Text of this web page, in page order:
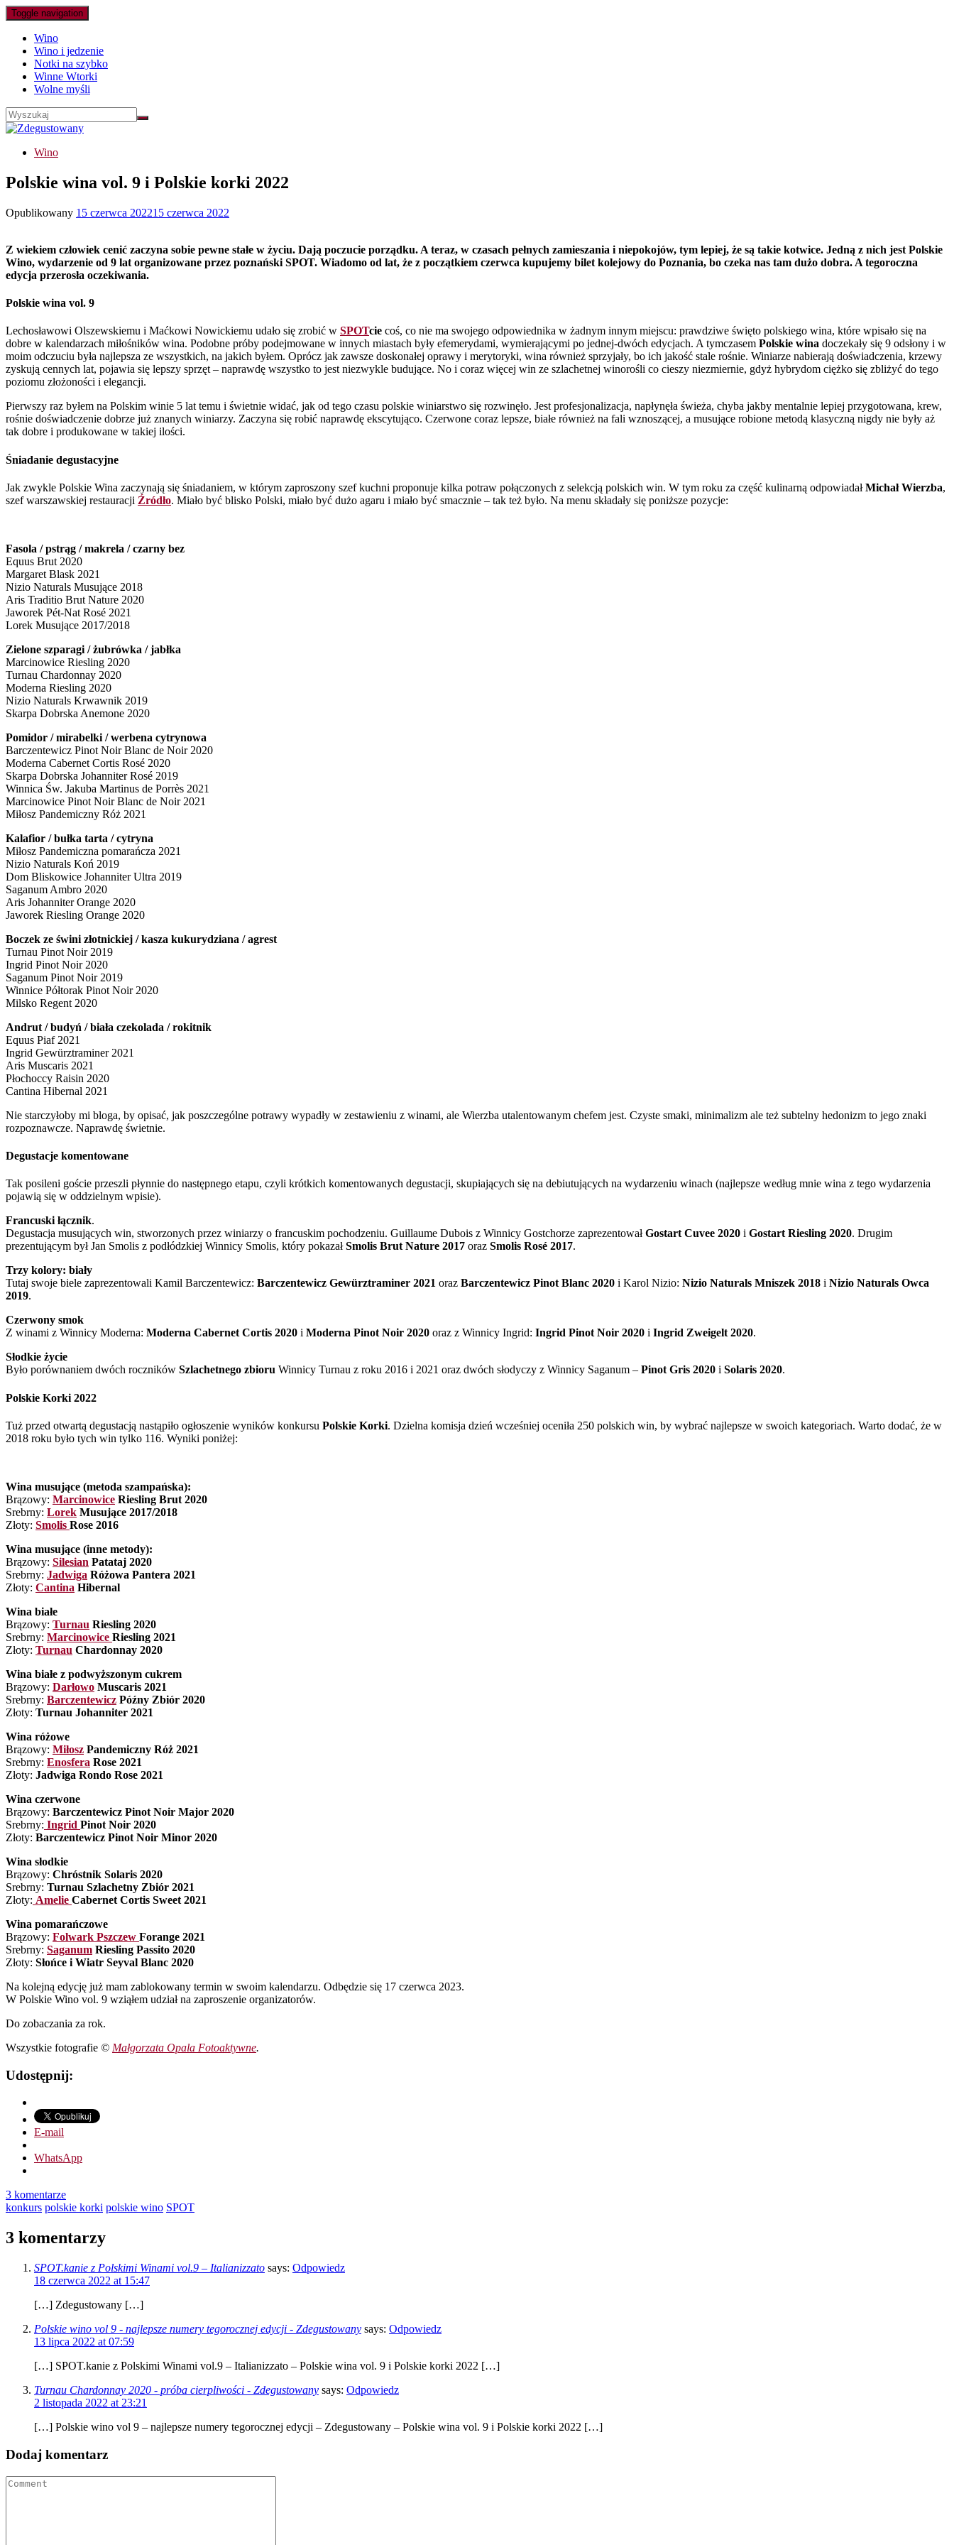
Toggle navigation
Wino
Wino i jedzenie
Notki na szybko
Winne Wtorki
Wolne myśli
Wino
Polskie wina vol. 9 i Polskie korki 2022
Opublikowany 15 czerwca 202215 czerwca 2022
Z wiekiem człowiek cenić zaczyna sobie pewne stałe w życiu. Dają poczucie porządku. A teraz, w czasach pełnych zamieszania i niepokojów, tym lepiej, że są takie kotwice. Jedną z nich jest Polskie
Wino, wydarzenie od 9 lat organizowane przez poznański SPOT. Wiadomo od lat, że z początkiem czerwca kupujemy bilet kolejowy do Poznania, bo czeka nas tam dużo dobra. A tegoroczna
edycja przerosła oczekiwania.
Polskie wina vol. 9
Lechosławowi Olszewskiemu i Maćkowi Nowickiemu udało się zrobić w SPOTcie coś, co nie ma swojego odpowiednika w żadnym innym miejscu: prawdziwe święto polskiego wina, które wpisało się na
dobre w kalendarzach miłośników wina. Podobne próby podejmowane w innych miastach były efemerydami, wymierającymi po jednej-dwóch edycjach. A tymczasem Polskie wina doczekały się 9 odsłony i w
moim odczuciu była najlepsza ze wszystkich, na jakich byłem. Oprócz jak zawsze doskonałej oprawy i merytoryki, wina również sprzyjały, bo ich jakość stale rośnie. Winiarze nabierają doświadczenia, krzewy
zyskują cennych lat, pojawia się lepszy sprzęt – naprawdę wszystko to jest niezwykle budujące. No i coraz więcej win ze szlachetnej winorośli co cieszy niezmiernie, gdyż hybrydom ciężko się zbliżyć do tego
poziomu złożoności i elegancji.
Pierwszy raz byłem na Polskim winie 5 lat temu i świetnie widać, jak od tego czasu polskie winiarstwo się rozwinęło. Jest profesjonalizacja, napłynęła świeża, chyba jakby mentalnie lepiej przygotowana, krew,
rośnie doświadczenie dobrze już znanych winiarzy. Zaczyna się robić naprawdę ekscytująco. Czerwone coraz lepsze, białe również na fali wznoszącej, a musujące robione metodą klasyczną nigdy nie były aż
tak dobre i produkowane w takiej ilości.
Śniadanie degustacyjne
Jak zwykle Polskie Wina zaczynają się śniadaniem, w którym zaproszony szef kuchni proponuje kilka potraw połączonych z selekcją polskich win. W tym roku za część kulinarną odpowiadałMichał Wierzba,
szef warszawskiej restauracji Źródło. Miało być blisko Polski, miało być dużo agaru i miało być smacznie – tak też było. Na menu składały się poniższe pozycje:
Fasola / pstrąg / makrela / czarny bez
Equus Brut 2020
Margaret Blask 2021
Nizio Naturals Musujące 2018
Aris Traditio Brut Nature 2020
Jaworek Pét-Nat Rosé 2021
Lorek Musujące 2017/2018
Zielone szparagi / żubrówka / jabłka
Marcinowice Riesling 2020
Turnau Chardonnay 2020
Moderna Riesling 2020
Nizio Naturals Krwawnik 2019
Skarpa Dobrska Anemone 2020
Pomidor / mirabelki / werbena cytrynowa
Barczentewicz Pinot Noir Blanc de Noir 2020
Moderna Cabernet Cortis Rosé 2020
Skarpa Dobrska Johanniter Rosé 2019
Winnica Św. Jakuba Martinus de Porrès 2021
Marcinowice Pinot Noir Blanc de Noir 2021
Miłosz Pandemiczny Róż 2021
Kalafior / bułka tarta / cytryna
Miłosz Pandemiczna pomarańcza 2021
Nizio Naturals Koń 2019
Dom Bliskowice Johanniter Ultra 2019
Saganum Ambro 2020
Aris Johanniter Orange 2020
Jaworek Riesling Orange 2020
Boczek ze świni złotnickiej / kasza kukurydziana / agrest
Turnau Pinot Noir 2019
Ingrid Pinot Noir 2020
Saganum Pinot Noir 2019
Winnice Półtorak Pinot Noir 2020
Milsko Regent 2020
Andrut / budyń / biała czekolada / rokitnik
Equus Piaf 2021
Ingrid Gewürztraminer 2021
Aris Muscaris 2021
Płochoccy Raisin 2020
Cantina Hibernal 2021
Nie starczyłoby mi bloga, by opisać, jak poszczególne potrawy wypadły w zestawieniu z winami, ale Wierzba utalentowanym chefem jest. Czyste smaki, minimalizm ale też subtelny hedonizm to jego znaki
rozpoznawcze. Naprawdę świetnie.
Degustacje komentowane
Tak posileni goście przeszli płynnie do następnego etapu, czyli krótkich komentowanych degustacji, skupiających się na debiutujących na wydarzeniu winach (najlepsze według mnie wina z tego wydarzenia
pojawią się w oddzielnym wpisie).
Francuski łącznik.
Degustacja musujących win, stworzonych przez winiarzy o francuskim pochodzeniu. Guillaume Dubois z Winnicy Gostchorze zaprezentowałGostart Cuvee 2020 i Gostart Riesling 2020. Drugim
prezentującym był Jan Smolis z podłódzkiej Winnicy Smolis, który pokazałSmolis Brut Nature 2017 oraz Smolis Rosé 2017.
Trzy kolory: biały
Tutaj swoje biele zaprezentowali Kamil Barczentewicz: Barczentewicz Gewürztraminer 2021 oraz Barczentewicz Pinot Blanc 2020 i Karol Nizio: Nizio Naturals Mniszek 2018 i Nizio Naturals Owca
2019.
Czerwony smok
Z winami z Winnicy Moderna: Moderna Cabernet Cortis 2020 i Moderna Pinot Noir 2020 oraz z Winnicy Ingrid: Ingrid Pinot Noir 2020 i Ingrid Zweigelt 2020.
Słodkie życie
Było porównaniem dwóch roczników Szlachetnego zbioru Winnicy Turnau z roku 2016 i 2021 oraz dwóch słodyczy z Winnicy Saganum – Pinot Gris 2020 i Solaris 2020.
Polskie Korki 2022
Tuż przed otwartą degustacją nastąpiło ogłoszenie wyników konkursu Polskie Korki. Dzielna komisja dzień wcześniej oceniła 250 polskich win, by wybrać najlepsze w swoich kategoriach. Warto dodać, że w
2018 roku było tych win tylko 116. Wyniki poniżej:
Wina musujące (metoda szampańska):
Brązowy: Marcinowice Riesling Brut 2020
Srebrny: Lorek Musujące 2017/2018
Złoty: Smolis Rose 2016
Wina musujące (inne metody):
Brązowy: Silesian Patataj 2020
Srebrny: Jadwiga Różowa Pantera 2021
Złoty: Cantina Hibernal
Wina białe
Brązowy: Turnau Riesling 2020
Srebrny: Marcinowice Riesling 2021
Złoty: Turnau Chardonnay 2020
Wina białe z podwyższonym cukrem
Brązowy: Darłowo Muscaris 2021
Srebrny: Barczentewicz Późny Zbiór 2020
Złoty: Turnau Johanniter 2021
Wina różowe
Brązowy: Miłosz Pandemiczny Róż 2021
Srebrny: Enosfera Rose 2021
Złoty: Jadwiga Rondo Rose 2021
Wina czerwone
Brązowy: Barczentewicz Pinot Noir Major 2020
Srebrny: Ingrid Pinot Noir 2020
Złoty: Barczentewicz Pinot Noir Minor 2020
Wina słodkie
Brązowy: Chróstnik Solaris 2020
Srebrny: Turnau Szlachetny Zbiór 2021
Złoty: Amelie Cabernet Cortis Sweet 2021
Wina pomarańczowe
Brązowy: Folwark Pszczew Forange 2021
Srebrny: Saganum Riesling Passito 2020
Złoty: Słońce i Wiatr Seyval Blanc 2020
Na kolejną edycję już mam zablokowany termin w swoim kalendarzu. Odbędzie się 17 czerwca 2023.
W Polskie Wino vol. 9 wziąłem udział na zaproszenie organizatorów.
Do zobaczania za rok.
Wszystkie fotografie © Małgorzata Opala Fotoaktywne.
Udostępnij:
E-mail
WhatsApp
3 komentarze
konkurs polskie korki polskie wino SPOT
3 komentarzy
SPOT.kanie z Polskimi Winami vol.9 – Italianizzato says: Odpowiedz
18 czerwca 2022 at 15:47
[…] Zdegustowany […]
Polskie wino vol 9 - najlepsze numery tegorocznej edycji - Zdegustowany says: Odpowiedz
13 lipca 2022 at 07:59
[…] SPOT.kanie z Polskimi Winami vol.9 – Italianizzato – Polskie wina vol. 9 i Polskie korki 2022 […]
Turnau Chardonnay 2020 - próba cierpliwości - Zdegustowany says: Odpowiedz
2 listopada 2022 at 23:21
[…] Polskie wino vol 9 – najlepsze numery tegorocznej edycji – Zdegustowany – Polskie wina vol. 9 i Polskie korki 2022 […]
Dodaj komentarz